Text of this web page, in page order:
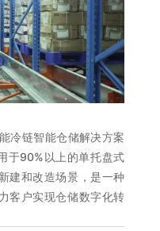
冷链智能仓储解决方案
于90%以上的单托盘式
建和改造场景，是一种
客户实现仓储数字化转